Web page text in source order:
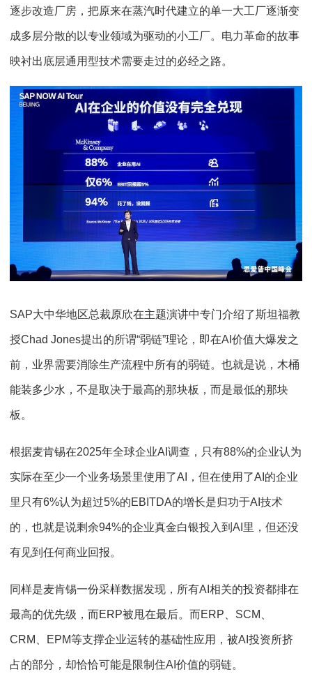
逐步改造厂房，把原来在蒸汽时代建立的单一大工厂逐渐变
成多层分散的以专业领域为驱动的小工厂。电力革命的故事
映衬出底层通用型技术需要走过的必经之路。
SAP大中华地区总裁原欣在主题演讲中专门介绍了斯坦福教
授Chad Jones提出的所谓“弱链”理论，即在AI价值大爆发之
前，业界需要消除生产流程中所有的弱链。也就是说，木桶
能装多少水，不是取决于最高的那块板，而是最低的那块
板。
根据麦肯锡在2025年全球企业AI调查，只有88%的企业认为
实际在至少一个业务场景里使用了AI，但在使用了AI的企业
里只有6%认为超过5%的EBITDA的增长是归功于AI技术
的，也就是说剩余94%的企业真金白银投入到AI里，但还没
有见到任何商业回报。
同样是麦肯锡一份采样数据发现，所有AI相关的投资都排在
最高的优先级，而ERP被甩在最后。而ERP、SCM、
CRM、EPM等支撑企业运转的基础性应用，被AI投资所挤
占的部分，却恰恰可能是限制住AI价值的弱链。